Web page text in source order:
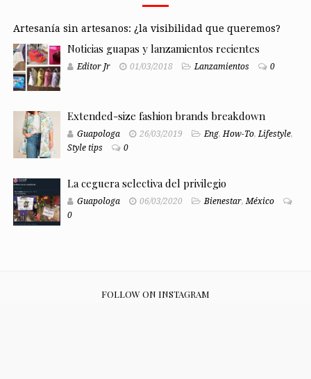
Artesanía sin artesanos: ¿la visibilidad que queremos?
Noticias guapas y lanzamientos recientes
Editor Jr 01/03/2018 Lanzamientos 0
Extended-size fashion brands breakdown
Guapologa 26/03/2019 Eng,How-To,Lifestyle,
Style tips
0
La ceguera selectiva del privilegio
Guapologa 06/03/2020 Bienestar,México
0
FOLLOW ON INSTAGRAM